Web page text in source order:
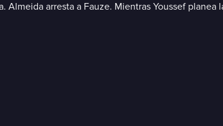
arresta a Fauze. Mientras Youssef